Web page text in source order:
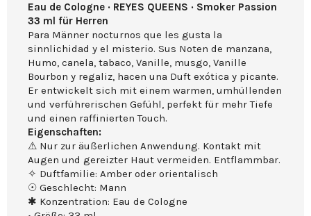
Eau de Cologne · REYES QUEENS · Smoker Passion
33 ml für Herren
Para Männer nocturnos que les gusta la
sinnlichidad y el misterio. Sus Noten de manzana,
Humo, canela, tabaco, Vanille, musgo, Vanille
Bourbon y regaliz, hacen una Duft exótica y picante.
Er entwickelt sich mit einem warmen, umhüllenden
und verführerischen Gefühl, perfekt für mehr Tiefe
und einen raffinierten Touch.
Eigenschaften:
⚠ Nur zur äußerlichen Anwendung. Kontakt mit
Augen und gereizter Haut vermeiden. Entflammbar.
✧ Duftfamilie: Amber oder orientalisch
☉ Geschlecht: Mann
✱ Konzentration: Eau de Cologne